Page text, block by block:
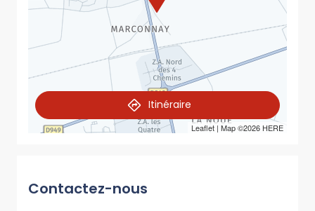
Leaflet | Map ©2026 HERE
Itinéraire
Contactez-nous